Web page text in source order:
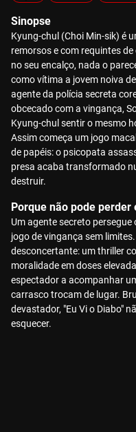
Sinopse
Kyung-chul (Choi Min-sik) é
remorsos e com requintes
no seu encalço, nada o
como vítima a jovem noiva
agente da polícia secreta
obcecado com a vingança,
Kyung-chul sentir o mesmo
Assim começa um jogo
de papéis: o psicopata
presa acaba transformado
destruir.
Porque não pode perder
Um agente secreto
jogo de vingança sem
desconcertante: um thriller
moralidade em doses
espectador a acompanhar
carrasco trocam de lugar.
devastador, "Eu Vi o Diabo"
esquecer.